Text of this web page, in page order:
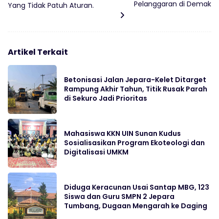
Yang Tidak Patuh Aturan. Pelanggaran di Demak
Artikel Terkait
Betonisasi Jalan Jepara-Kelet Ditarget
Rampung Akhir Tahun, Titik Rusak Parah
di Sekuro Jadi Prioritas
Mahasiswa KKN UIN Sunan Kudus
Sosialisasikan Program Ekoteologi dan
Digitalisasi UMKM
Diduga Keracunan Usai Santap MBG, 123
Siswa dan Guru SMPN 2 Jepara
Tumbang, Dugaan Mengarah ke Daging